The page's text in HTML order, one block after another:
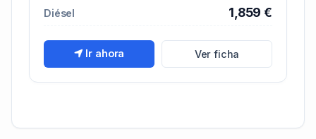
Diésel 1,859 €
Ir ahora Ver ficha